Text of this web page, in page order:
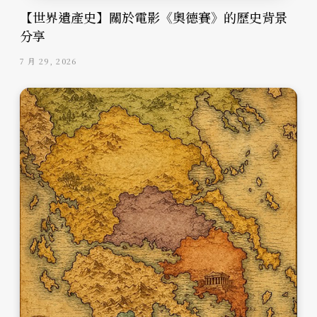
【世界遺產史】關於電影《奧德賽》的歷史背景
分享
7 月 29, 2026